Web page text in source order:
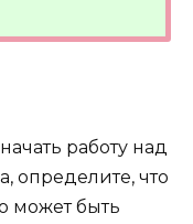
работу над
определите, что
может быть